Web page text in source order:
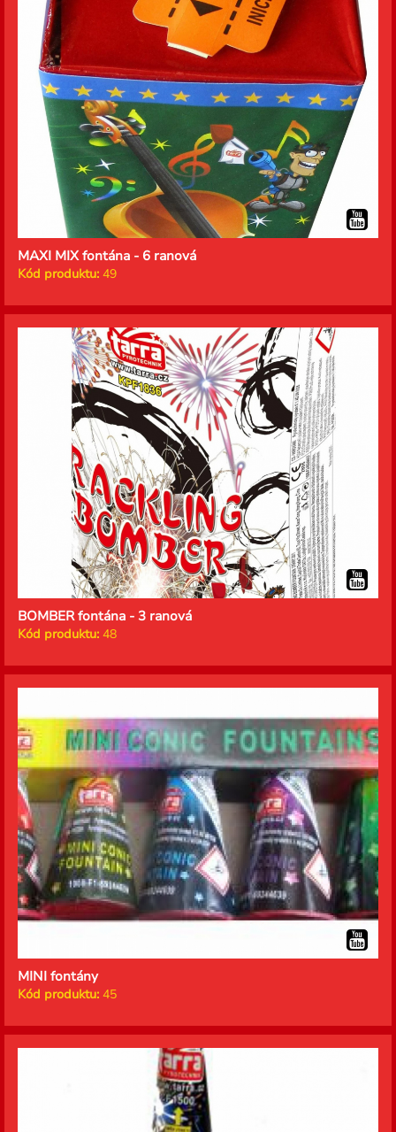
MAXI MIX fontána - 6 ranová
Kód produktu: 49
BOMBER fontána - 3 ranová
Kód produktu: 48
MINI fontány
Kód produktu: 45